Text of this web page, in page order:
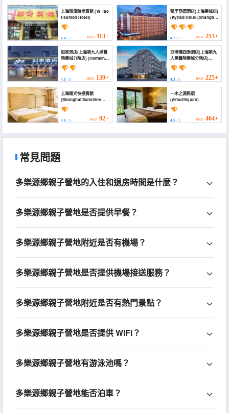
上海雅濤時尚賓館 (Ya Tao
Fashion Hotel)
4.4 / 5 HKD 113+
凱里亞德酒店(上海奉城店)
(Kyriad Hotel (Shanghai
Fengcheng))
4.7/ 5 HKD 253+
如家酒店(上海第九人民醫
院奉城分院店) (Homeinn
Hotel (Shanghai Ninth
People's Hospital
Fengcheng Branch))
4.5 / 5 HKD 139+
亞港灣四季酒店(上海第九
人民醫院奉城分院店)
(Yagangwan Four
Seasons Hotel
(Shanghai No.9
People's Hospital
Fengcheng))
4.3/ 5 HKD 225+
上海陽光快捷賓館
(Shanghai Sunshine
Express Hotel)
4.6 / 5 HKD 92+
一木之源民宿
(yimuzhiyuan)
4.5/ 5 HKD 464+
常見問題
多樂源鄉親子營地的入住和退房時間是什麼？
多樂源鄉親子營地是否提供早餐？
多樂源鄉親子營地附近是否有機場？
多樂源鄉親子營地是否提供機場接送服務？
多樂源鄉親子營地附近是否有熱門景點？
多樂源鄉親子營地是否提供 WiFi？
多樂源鄉親子營地有游泳池嗎？
多樂源鄉親子營地能否泊車？